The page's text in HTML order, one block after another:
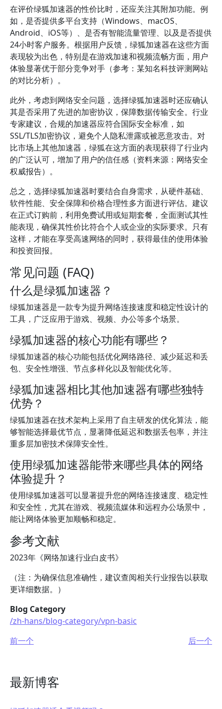
在评价绿狐加速器的性价比时，还应关注其附加功能。例
如，是否提供多平台支持（Windows、macOS、
Android、iOS等）、是否有智能流量管理、以及是否提供
24小时客户服务。根据用户反馈，绿狐加速器在这些方面
表现较为出色，特别是在游戏加速和视频流畅方面，用户
体验显著优于部分竞争对手（参考：某知名科技评测网站
的对比分析）。
此外，考虑到网络安全问题，选择绿狐加速器时还应确认
其是否采用了先进的加密协议，保障数据传输安全。行业
专家建议，合规的加速器应符合国际安全标准，如
SSL/TLS加密协议，避免个人隐私泄露或被恶意攻击。对
比市场上其他加速器，绿狐在这方面的表现获得了行业内
的广泛认可，增加了用户的信任感（资料来源：网络安全
权威报告）。
总之，选择绿狐加速器时要结合自身需求，从硬件基础、
软件性能、安全保障和价格合理性多方面进行评估。建议
在正式订购前，利用免费试用或短期套餐，全面测试其性
能表现，确保其性价比符合个人或企业的实际要求。只有
这样，才能在享受高速网络的同时，获得最佳的使用体验
和投资回报。
常见问题 (FAQ)
什么是绿狐加速器？
绿狐加速器是一款专为提升网络连接速度和稳定性设计的
工具，广泛应用于游戏、视频、办公等多个场景。
绿狐加速器的核心功能有哪些？
绿狐加速器的核心功能包括优化网络路径、减少延迟和丢
包、安全性增强、节点多样化以及智能优化等。
绿狐加速器相比其他加速器有哪些独特
优势？
绿狐加速器在技术架构上采用了自主研发的优化算法，能
够智能选择最优节点，显著降低延迟和数据丢包率，并注
重多层加密技术保障安全性。
使用绿狐加速器能带来哪些具体的网络
体验提升？
使用绿狐加速器可以显著提升您的网络连接速度、稳定性
和安全性，尤其在游戏、视频流媒体和远程办公场景中，
能让网络体验更加顺畅和稳定。
参考文献
2023年《网络加速行业白皮书》
（注：为确保信息准确性，建议查阅相关行业报告以获取
更详细数据。）
Blog Category
/zh-hans/blog-category/vpn-basic
前一个
后一个
最新博客